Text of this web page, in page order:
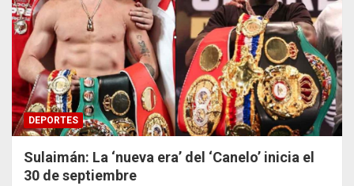
DEPORTES
Sulaimán: La ‘nueva era’ del ‘Canelo’ inicia el
30 de septiembre